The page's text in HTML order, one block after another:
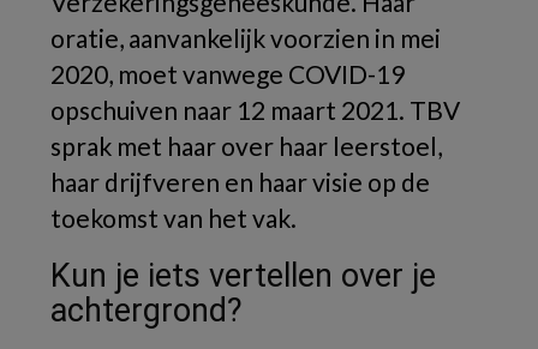
oratie, aanvankelijk voorzien in mei
2020, moet vanwege COVID-19
opschuiven naar 12 maart 2021. TBV
sprak met haar over haar leerstoel,
haar drijfveren en haar visie op de
toekomst van het vak.
Kun je iets vertellen over je
achtergrond?